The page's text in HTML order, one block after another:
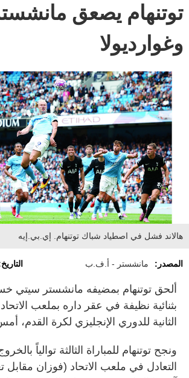
توتنهام يصعق
وغوارديولا
هالاند فشل في اصطياد شباك توتنهام. إي.بي.إيه
المصدر: مانشستر - أ.ف.ب
ألحق توتنهام بمضيفه مانشستر سيتي
بثنائية نظيفة في عقر داره بملعب
الثانية للدوري الإنجليزي لكرة القدم،
ونجح توتنهام للمباراة الثالثة توالياً
التعادل في ملعب الاتحاد (فوزان مقابل